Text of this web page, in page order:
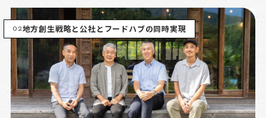
02地方創生戦略と公社とフードハブの同時実現